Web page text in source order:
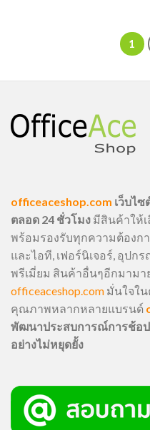
1
officeaceshop.com เว็บไ
ตลอด 24 ชั่วโมง มีสินค้าให้
พร้อมรองรับทุกความต้องก
และไอที, เฟอร์นิเจอร์, อุปก
พรีเมี่ยม สินค้าอื่นๆอีกมาม
officeaceshop.com มั่นใจใ
คุณภาพหลากหลายแบรนด์
พัฒนาประสบการณ์การช้อ
อย่างไม่หยุดยั้ง